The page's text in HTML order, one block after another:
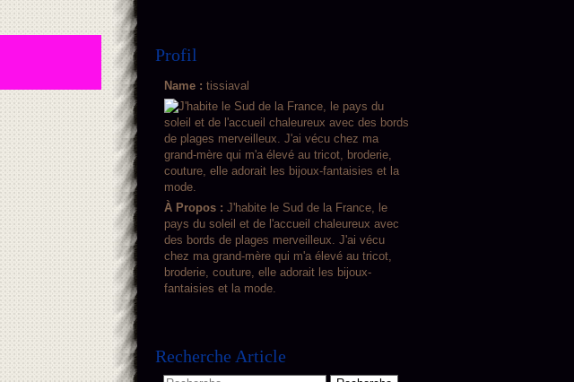
Profil
Name : tissiaval
À Propos : J'habite le Sud de la France, le
pays du soleil et de l'accueil chaleureux avec
des bords de plages merveilleux. J'ai vécu
chez ma grand-mère qui m'a élevé au tricot,
broderie, couture, elle adorait les bijoux-
fantaisies et la mode.
Recherche Article